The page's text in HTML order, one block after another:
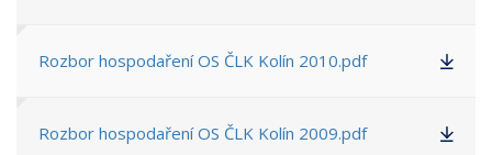
Rozbor hospodaření OS ČLK Kolín 2010.pdf
Rozbor hospodaření OS ČLK Kolín 2009.pdf